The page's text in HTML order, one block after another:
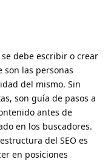
debe escribir o crear
son las personas
del mismo. Sin
son guía de pasos a
antes de
en los buscadores.
del SEO es
en posiciones